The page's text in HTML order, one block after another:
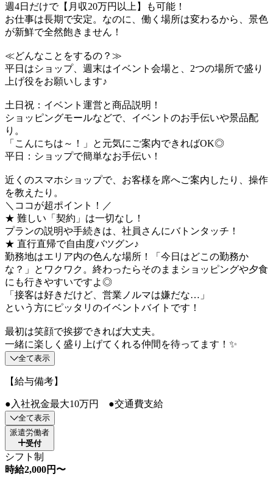
週4日だけで【月収20万円以上】も可能！
お仕事は長期で安定。なのに、働く場所は変わるから、景色
が新鮮で全然飽きません！
≪どんなことをするの？≫
平日はショップ、週末はイベント会場と、2つの場所で盛り
上げ役をお願いします♪
土日祝：イベント運営と商品説明！
ショッピングモールなどで、イベントのお手伝いや景品配
り。
「こんにちは～！」と元気にご案内できればOK◎
平日：ショップで簡単なお手伝い！
近くのスマホショップで、お客様を席へご案内したり、操作
を教えたり。
＼ココが超ポイント！／
★ 難しい「契約」は一切なし！
プランの説明や手続きは、社員さんにバトンタッチ！
★ 直行直帰で自由度バツグン♪
勤務地はエリア内の色んな場所！「今日はどこの勤務か
な？」とワクワク。終わったらそのままショッピングや夕食
にも行きやすいですよ◎
「接客は好きだけど、営業ノルマは嫌だな…」
という方にピッタリのイベントバイトです！
最初は笑顔で挨拶できれば大丈夫。
一緒に楽しく盛り上げてくれる仲間を待ってます！✨
全て表示
【給与備考】
●入社祝金最大10万円 ●交通費支給
全て表示
派遣労働者
受付
シフト制
時給2,000円〜